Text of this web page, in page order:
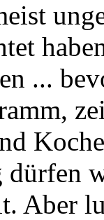
...
dürfen
Aber